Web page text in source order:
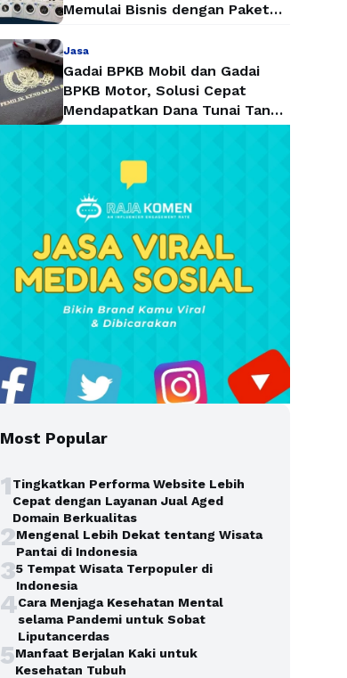
Memulai Bisnis dengan Paket
Jasa
Gadai BPKB Mobil dan Gadai
BPKB Motor, Solusi Cepat
Mendapatkan Dana Tunai Tanpa
Kehilangan Kendaraan
Most Popular
1Tingkatkan Performa Website Lebih
Cepat dengan Layanan Jual Aged
Domain Berkualitas
2Mengenal Lebih Dekat tentang Wisata
Pantai di Indonesia
35 Tempat Wisata Terpopuler di
Indonesia
4Cara Menjaga Kesehatan Mental
selama Pandemi untuk Sobat
Liputancerdas
5Manfaat Berjalan Kaki untuk
Kesehatan Tubuh